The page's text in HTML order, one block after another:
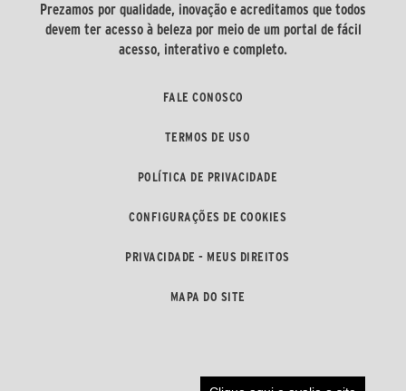
Prezamos por qualidade, inovação e acreditamos que todos
devem ter acesso à beleza por meio de um portal de fácil
acesso, interativo e completo.
FALE CONOSCO
TERMOS DE USO
POLÍTICA DE PRIVACIDADE
CONFIGURAÇÕES DE COOKIES
PRIVACIDADE - MEUS DIREITOS
MAPA DO SITE